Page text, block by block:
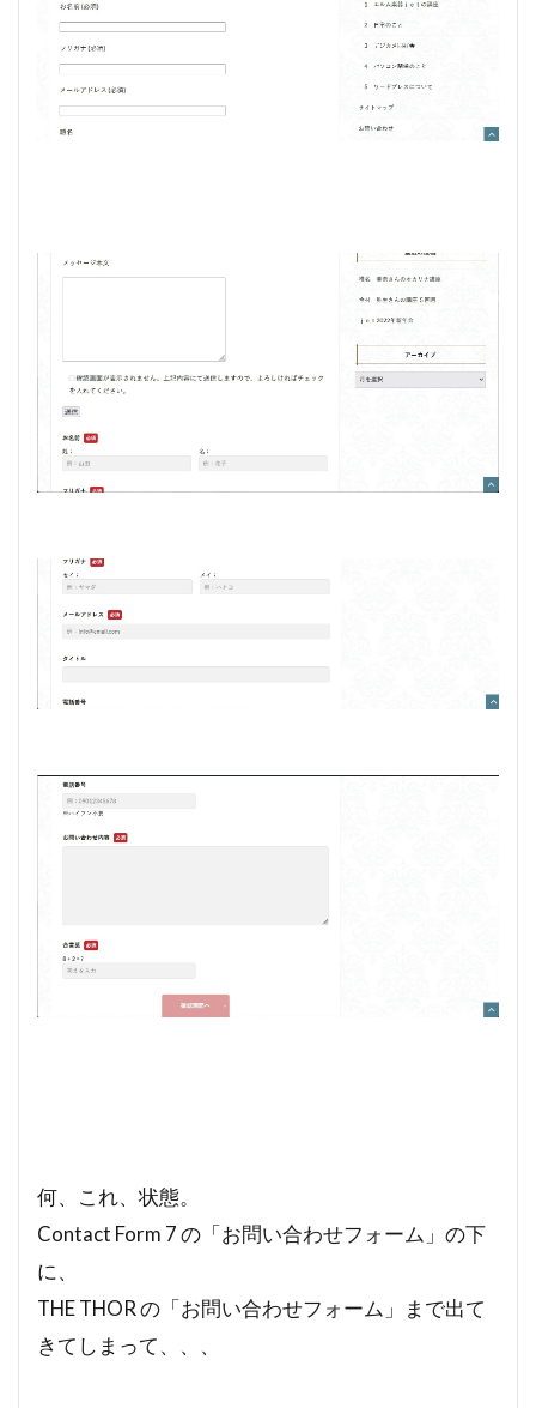
何、これ、状態。
Contact Form 7 の「お問い合わせフォーム」の下
に、
THE THOR の「お問い合わせフォーム」まで出て
きてしまって、、、